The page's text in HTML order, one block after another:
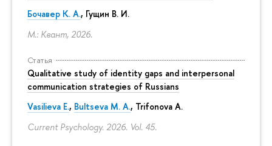
Бочавер К. А., Гущин В. И.
М.: Квант, 2026.
Статья
Qualitative study of identity gaps and interpersonal
communication strategies of Russians
Vasilieva E., Bultseva M. A., Trifonova A.
Current Psychology. 2026. Vol. 45.